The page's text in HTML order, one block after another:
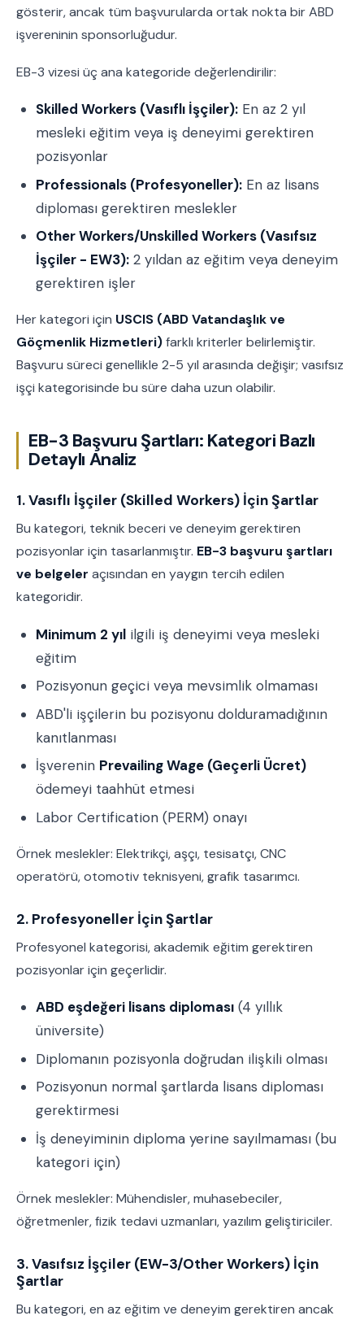
gösterir, ancak tüm başvurularda ortak nokta bir ABD
işvereninin sponsorluğudur.
EB-3 vizesi üç ana kategoride değerlendirilir:
Skilled Workers (Vasıflı İşçiler): En az 2 yıl
mesleki eğitim veya iş deneyimi gerektiren
pozisyonlar
Professionals (Profesyoneller): En az lisans
diploması gerektiren meslekler
Other Workers/Unskilled Workers (Vasıfsız
İşçiler - EW3): 2 yıldan az eğitim veya deneyim
gerektiren işler
Her kategori için USCIS (ABD Vatandaşlık ve
Göçmenlik Hizmetleri)farklı kriterler belirlemiştir.
Başvuru süreci genellikle 2-5 yıl arasında değişir; vasıfsız
işçi kategorisinde bu süre daha uzun olabilir.
EB-3 Başvuru Şartları: Kategori Bazlı
Detaylı Analiz
1. Vasıflı İşçiler (Skilled Workers) İçin Şartlar
Bu kategori, teknik beceri ve deneyim gerektiren
pozisyonlar için tasarlanmıştır. EB-3 başvuru şartları
ve belgeler açısından en yaygın tercih edilen
kategoridir.
Minimum 2 yıl ilgili iş deneyimi veya mesleki
eğitim
Pozisyonun geçici veya mevsimlik olmaması
ABD'li işçilerin bu pozisyonu dolduramadığının
kanıtlanması
İşverenin Prevailing Wage (Geçerli Ücret)
ödemeyi taahhüt etmesi
Labor Certification (PERM) onayı
Örnek meslekler: Elektrikçi, aşçı, tesisatçı, CNC
operatörü, otomotiv teknisyeni, grafik tasarımcı.
2. Profesyoneller İçin Şartlar
Profesyonel kategorisi, akademik eğitim gerektiren
pozisyonlar için geçerlidir.
ABD eşdeğeri lisans diploması (4 yıllık
üniversite)
Diplomanın pozisyonla doğrudan ilişkili olması
Pozisyonun normal şartlarda lisans diploması
gerektirmesi
İş deneyiminin diploma yerine sayılmaması (bu
kategori için)
Örnek meslekler: Mühendisler, muhasebeciler,
öğretmenler, fizik tedavi uzmanları, yazılım geliştiriciler.
3. Vasıfsız İşçiler (EW-3/Other Workers) İçin
Şartlar
Bu kategori, en az eğitim ve deneyim gerektiren ancak